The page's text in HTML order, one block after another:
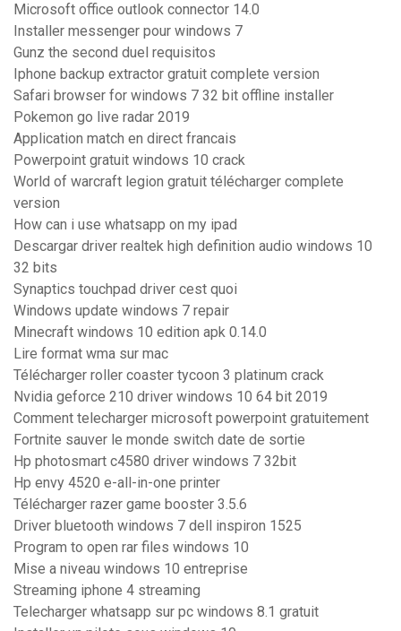
Microsoft office outlook connector 14.0
Installer messenger pour windows 7
Gunz the second duel requisitos
Iphone backup extractor gratuit complete version
Safari browser for windows 7 32 bit offline installer
Pokemon go live radar 2019
Application match en direct francais
Powerpoint gratuit windows 10 crack
World of warcraft legion gratuit télécharger complete
version
How can i use whatsapp on my ipad
Descargar driver realtek high definition audio windows 10
32 bits
Synaptics touchpad driver cest quoi
Windows update windows 7 repair
Minecraft windows 10 edition apk 0.14.0
Lire format wma sur mac
Télécharger roller coaster tycoon 3 platinum crack
Nvidia geforce 210 driver windows 10 64 bit 2019
Comment telecharger microsoft powerpoint gratuitement
Fortnite sauver le monde switch date de sortie
Hp photosmart c4580 driver windows 7 32bit
Hp envy 4520 e-all-in-one printer
Télécharger razer game booster 3.5.6
Driver bluetooth windows 7 dell inspiron 1525
Program to open rar files windows 10
Mise a niveau windows 10 entreprise
Streaming iphone 4 streaming
Telecharger whatsapp sur pc windows 8.1 gratuit